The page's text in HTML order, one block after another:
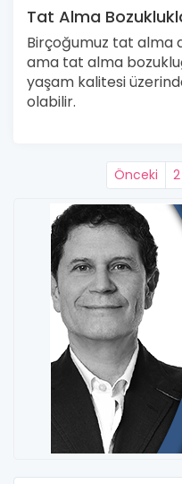
Tat Alma
Birçoğumuz tat alma
ama tat alma
yaşam kalitesi
olabilir.
Önceki 2